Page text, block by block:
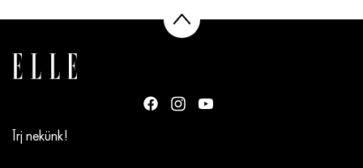
Írj nekünk!